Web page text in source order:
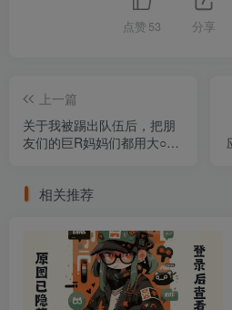
点赞 53 分享
上一篇
关于我被踢出队伍后，把朋
友们的巨R妈妈们都用大○○
追放した友達の巨乳ママた
ませハーレムを作った件 内
嵌AI汉化版（汉化）
相关推荐